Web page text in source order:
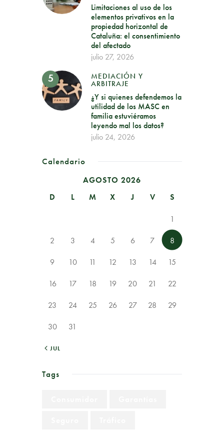
Limitaciones al uso de los
elementos privativos en la
propiedad horizontal de
Cataluña: el consentimiento
del afectado
julio 27, 2026
MEDIACIÓN Y
ARBITRAJE
¿Y si quienes defendemos la
utilidad de los MASC en
familia estuviéramos
leyendo mal los datos?
julio 24, 2026
Calendario
AGOSTO 2026
D
L M X J V S
1
2 3 4 5 6 7 8
9 10 11 12 13 14 15
16 17 18 19 20 21 22
23 24 25 26 27 28 29
30 31
« JUL
Tags